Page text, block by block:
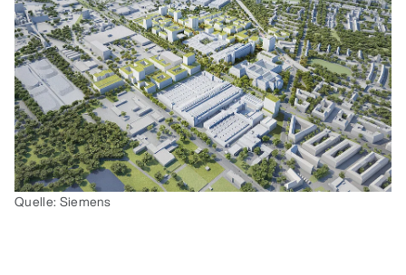
Quelle: Siemens